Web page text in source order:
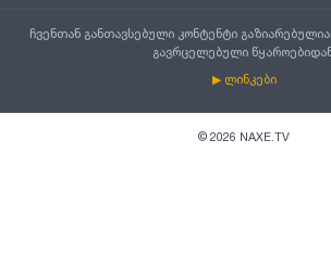
ჩვენთან განთავსებული კონტენტი
გავრცელებული
▶ ლინკები
© 2026 NAXE.TV